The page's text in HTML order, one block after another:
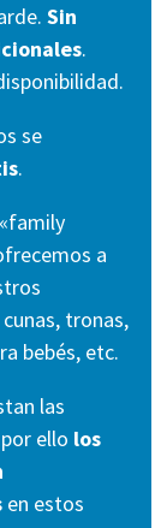
Sin
.
se
.
a
tronas,
bebés, etc.
las
ello los
en estos